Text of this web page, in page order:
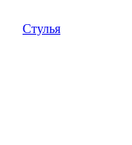
Стулья